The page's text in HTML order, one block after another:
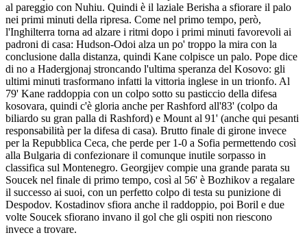
al pareggio con Nuhiu. Quindi è il laziale Berisha a sfiorare il palo
nei primi minuti della ripresa. Come nel primo tempo, però,
l'Inghilterra torna ad alzare i ritmi dopo i primi minuti favorevoli ai
padroni di casa: Hudson-Odoi alza un po' troppo la mira con la
conclusione dalla distanza, quindi Kane colpisce un palo. Pope dice
di no a Hadergjonaj stroncando l'ultima speranza del Kosovo: gli
ultimi minuti trasformano infatti la vittoria inglese in un trionfo. Al
79' Kane raddoppia con un colpo sotto su pasticcio della difesa
kosovara, quindi c'è gloria anche per Rashford all'83' (colpo da
biliardo su gran palla di Rashford) e Mount al 91' (anche qui pesanti
responsabilità per la difesa di casa). Brutto finale di girone invece
per la Repubblica Ceca, che perde per 1-0 a Sofia permettendo così
alla Bulgaria di confezionare il comunque inutile sorpasso in
classifica sul Montenegro. Georgijev compie una grande parata su
Soucek nel finale di primo tempo, così al 56' è Bozhikov a regalare
il successo ai suoi, con un perfetto colpo di testa su punizione di
Despodov. Kostadinov sfiora anche il raddoppio, poi Boril e due
volte Soucek sfiorano invano il gol che gli ospiti non riescono
invece a trovare.